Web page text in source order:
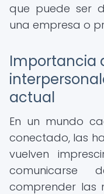
que puede ser
una empresa o
Importancia
actual
En un mundo
conectado, las
vuelven
comprender las